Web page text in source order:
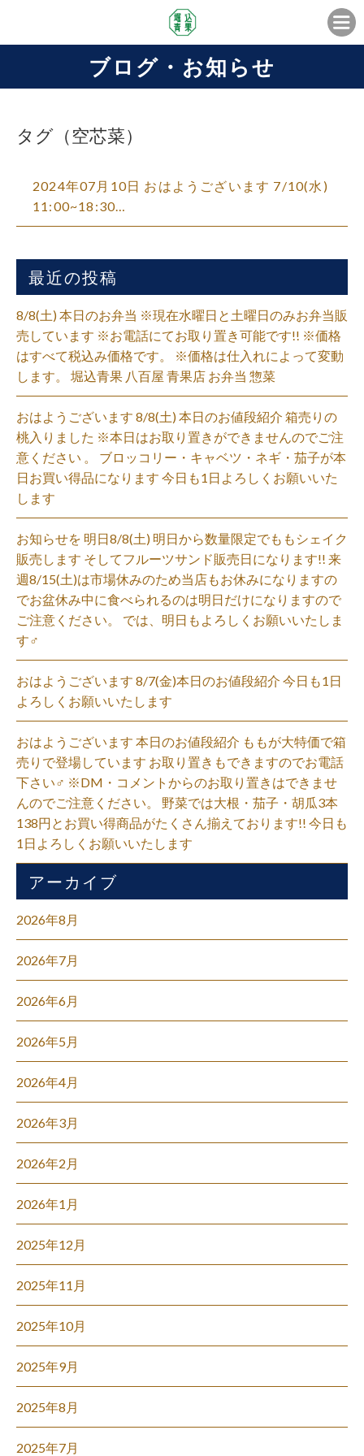
ブログ・お知らせ
タグ（空芯菜）
2024年07月10日 おはようございます️ 7/10(水)
11:00~18:30…
最近の投稿
8/8(土) 本日のお弁当 ※現在水曜日と土曜日のみお弁当販
売しています ※お電話にてお取り置き可能です!! ※価格
はすべて税込み価格です。 ※価格は仕入れによって変動
します。 堀込青果 八百屋 青果店 お弁当 惣菜
おはようございます 8/8(土) 本日のお値段紹介 箱売りの
桃入りました ※本日はお取り置きができませんのでご注
意ください 。 ブロッコリー・キャベツ・ネギ・茄子が本
日お買い得品になります 今日も1日よろしくお願いいた
します
お知らせを 明日8/8(土) 明日から数量限定でももシェイク
販売します そしてフルーツサンド販売日になります!! 来
週8/15(土)は市場休みのため当店もお休みになりますの
でお盆休み中に食べられるのは明日だけになりますので
ご注意ください。 では、明日もよろしくお願いいたしま
す‍♂️
おはようございます 8/7(金)本日のお値段紹介 今日も1日
よろしくお願いいたします
おはようございます 本日のお値段紹介 ももが大特価で箱
売りで登場しています お取り置きもできますのでお電話
下さい‍♂️ ※DM・コメントからのお取り置きはできませ
んのでご注意ください。 野菜では大根・茄子・胡瓜3本
138円とお買い得商品がたくさん揃えております!! 今日も
1日よろしくお願いいたします
アーカイブ
2026年8月
2026年7月
2026年6月
2026年5月
2026年4月
2026年3月
2026年2月
2026年1月
2025年12月
2025年11月
2025年10月
2025年9月
2025年8月
2025年7月